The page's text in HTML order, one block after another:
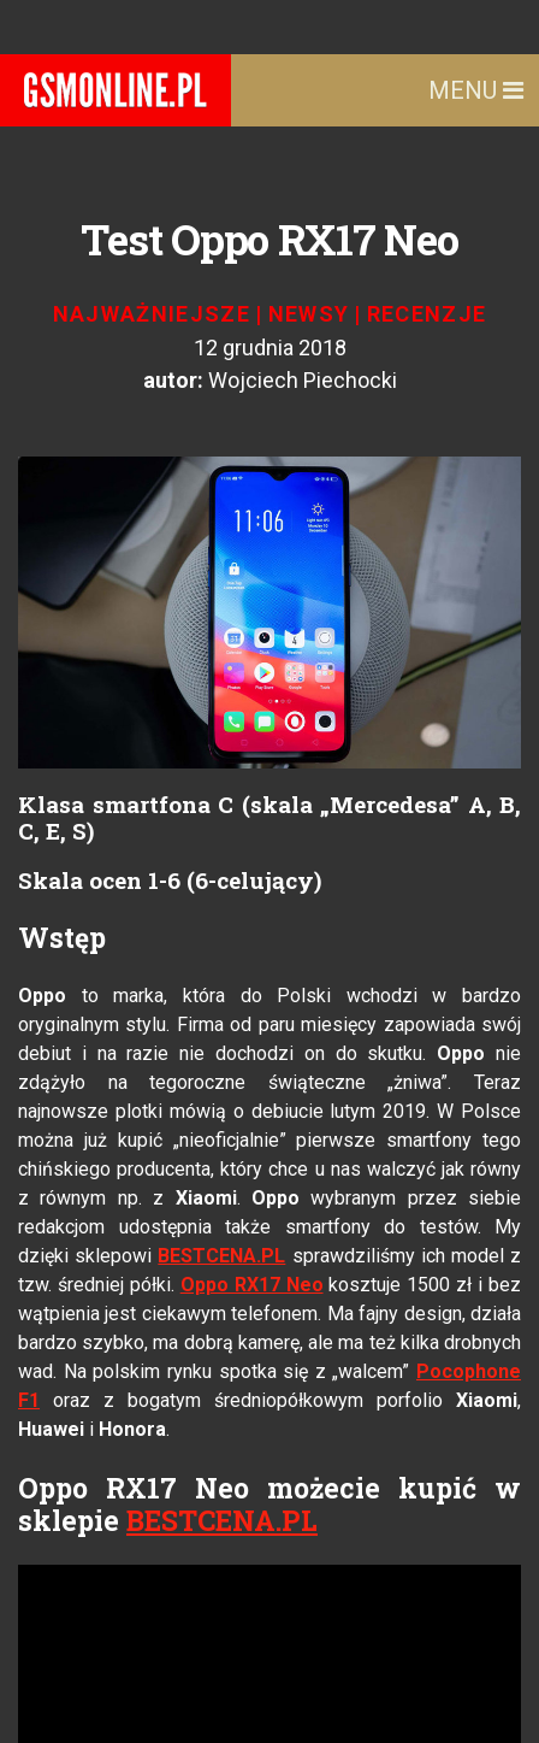
MENU
Test Oppo RX17 Neo
NAJWAŻNIEJSZE | NEWSY | RECENZJE
12 grudnia 2018
autor: Wojciech Piechocki
Klasa smartfona C (skala „Mercedesa” A, B,
C, E, S)
Skala ocen 1-6 (6-celujący)
Wstęp
Oppo to marka, która do Polski wchodzi w bardzo
oryginalnym stylu. Firma od paru miesięcy zapowiada swój
debiut i na razie nie dochodzi on do skutku. Opponie
zdążyło na tegoroczne świąteczne „żniwa”. Teraz
najnowsze plotki mówią o debiucie lutym 2019. W Polsce
można już kupić „nieoficjalnie” pierwsze smartfony tego
chińskiego producenta, który chce u nas walczyć jak równy
z równym np. z Xiaomi. Oppowybranym przez siebie
redakcjom udostępnia także smartfony do testów. My
dzięki sklepowi BESTCENA.PL sprawdziliśmy ich model z
tzw. średniej półki. Oppo RX17 Neo kosztuje 1500 zł i bez
wątpienia jest ciekawym telefonem. Ma fajny design, działa
bardzo szybko, ma dobrą kamerę, ale ma też kilka drobnych
wad. Na polskim rynku spotka się z „walcem” Pocophone
F1
oraz z bogatym średniopółkowym porfolio Xiaomi,
Huawei i Honora.
Oppo RX17 Neo możecie kupić w
sklepie BESTCENA.PL